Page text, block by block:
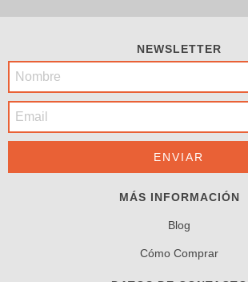
NEWSLETTER
MÁS INFORMACIÓN
Blog
Cómo Comprar